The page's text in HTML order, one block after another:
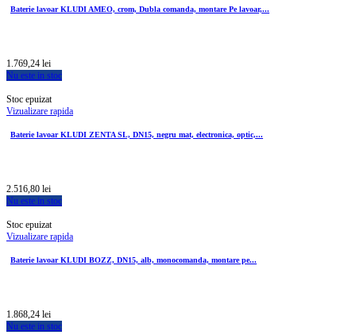
Baterie lavoar KLUDI AMEO, crom, Dubla comanda, montare Pe lavoar,...
1.769,24 lei
Nu este in stoc
Stoc epuizat
Vizualizare rapida
Baterie lavoar KLUDI ZENTA SL, DN15, negru mat, electronica, optic,...
2.516,80 lei
Nu este in stoc
Stoc epuizat
Vizualizare rapida
Baterie lavoar KLUDI BOZZ, DN15, alb, monocomanda, montare pe...
1.868,24 lei
Nu este in stoc